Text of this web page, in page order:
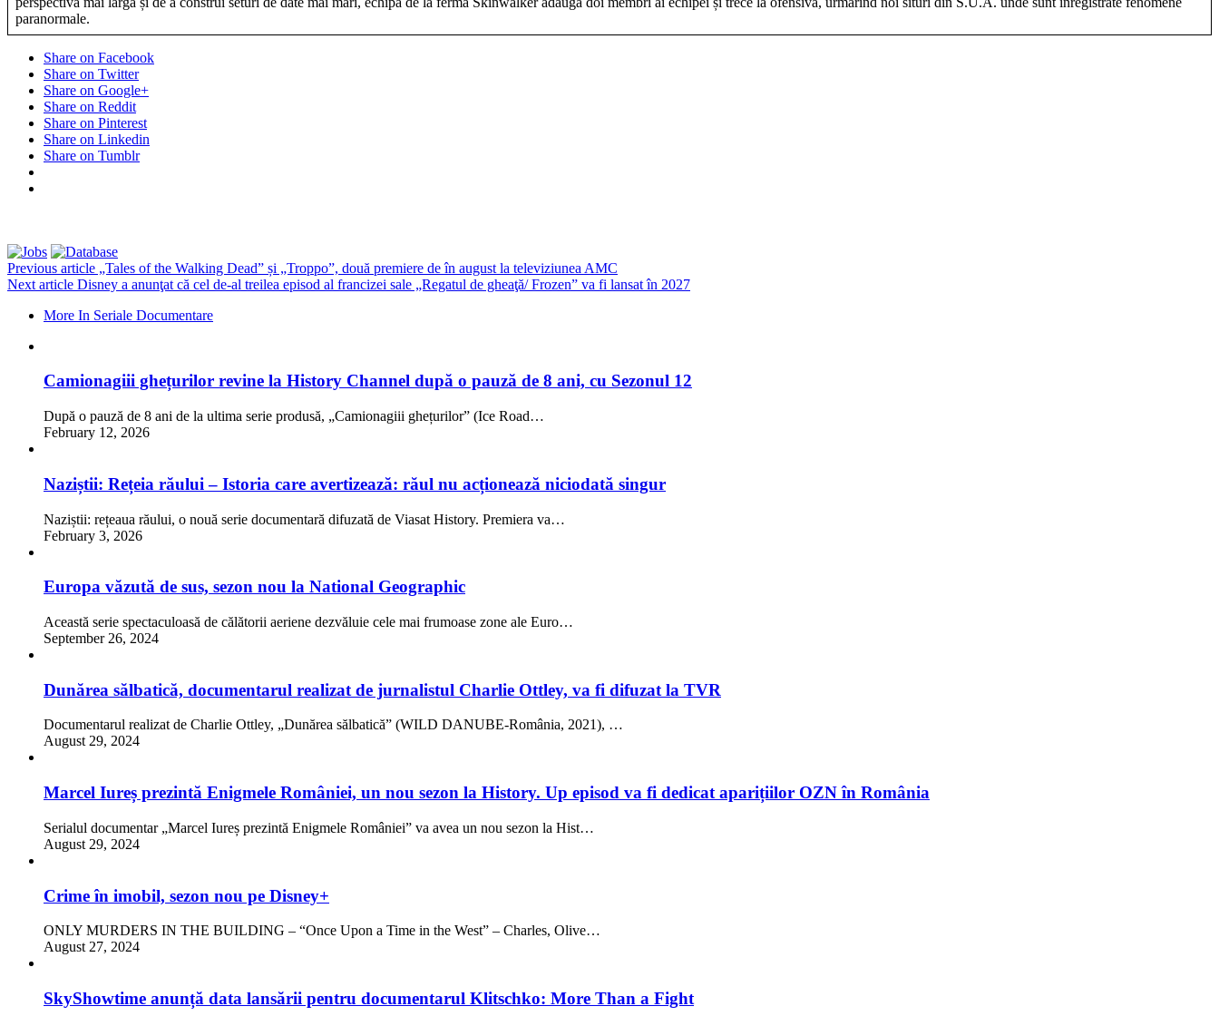
paranormale.
Share on Facebook
Share on Twitter
Share on Google+
Share on Reddit
Share on Pinterest
Share on Linkedin
Share on Tumblr
Previous article „Tales of the Walking Dead” și „Troppo”, două premiere de în august la televiziunea AMC
Next article Disney a anunţat că cel de-al treilea episod al francizei sale „Regatul de gheaţă/ Frozen” va fi lansat în 2027
More In Seriale Documentare
Camionagiii ghețurilor revine la History Channel după o pauză de 8 ani, cu Sezonul 12
După o pauză de 8 ani de la ultima serie produsă, „Camionagiii ghețurilor” (Ice Road…
February 12, 2026
Naziștii: Rețeia răului – Istoria care avertizează: răul nu acționează niciodată singur
Naziștii: rețeaua răului, o nouă serie documentară difuzată de Viasat History. Premiera va…
February 3, 2026
Europa văzută de sus, sezon nou la National Geographic
Această serie spectaculoasă de călătorii aeriene dezvăluie cele mai frumoase zone ale Euro…
September 26, 2024
Dunărea sălbatică, documentarul realizat de jurnalistul Charlie Ottley, va fi difuzat la TVR
Documentarul realizat de Charlie Ottley, „Dunărea sălbatică” (WILD DANUBE-România, 2021), …
August 29, 2024
Marcel Iureș prezintă Enigmele României, un nou sezon la History. Up episod va fi dedicat aparițiilor OZN în România
Serialul documentar „Marcel Iureș prezintă Enigmele României” va avea un nou sezon la Hist…
August 29, 2024
Crime în imobil, sezon nou pe Disney+
ONLY MURDERS IN THE BUILDING – “Once Upon a Time in the West” – Charles, Olive…
August 27, 2024
SkyShowtime anunță data lansării pentru documentarul Klitschko: More Than a Fight